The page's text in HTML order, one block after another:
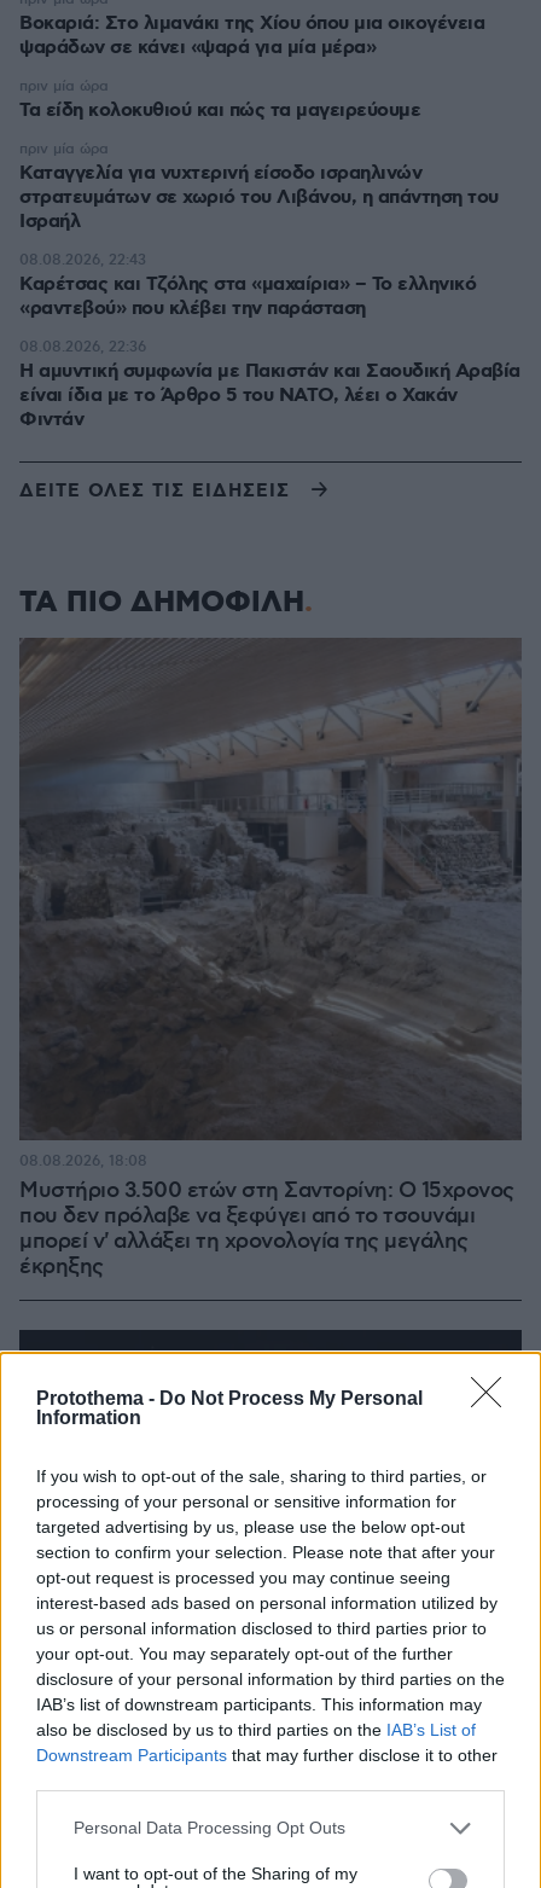
Protothema - Do Not Process My Personal
Information
If you wish to opt-out of the sale, sharing to third parties, or
processing of your personal or sensitive information for
targeted advertising by us, please use the below opt-out
section to confirm your selection. Please note that after your
opt-out request is processed you may continue seeing
interest-based ads based on personal information utilized by
us or personal information disclosed to third parties prior to
your opt-out. You may separately opt-out of the further
disclosure of your personal information by third parties on the
IAB’s list of downstream participants. This information may
also be disclosed by us to third parties on the IAB’s List of
Downstream Participants that may further disclose it to other
Please note that this website/app uses one or more Google
not limited to your visit or usage behaviour. You may click to
Personal Data Processing Opt Outs
I want to opt-out of the Sharing of my
Βοκαριά: Στο λιμανάκι της Χίου όπου μια οικογένεια
ψαράδων σε κάνει «ψαρά για μία μέρα»
Τα είδη κολοκυθιού και πώς τα μαγειρεύουμε
πριν μία ώρα
Καταγγελία για νυχτερινή είσοδο ισραηλινών
στρατευμάτων σε χωριό του Λιβάνου, η απάντηση του
Ισραήλ
πριν μία ώρα
Καρέτσας και Τζόλης στα «μαχαίρια» – Το ελληνικό
«ραντεβού» που κλέβει την παράσταση
08.08.2026, 22:43
Η αμυντική συμφωνία με Πακιστάν και Σαουδική Αραβία
είναι ίδια με το Άρθρο 5 του ΝΑΤΟ, λέει ο Χακάν
Φιντάν
08.08.2026, 22:36
ΔΕΙΤΕ ΟΛΕΣ ΤΙΣ ΕΙΔΗΣΕΙΣ
ΤΑ ΠΙΟ ΔΗΜΟΦΙΛΗ
Μυστήριο 3.500 ετών στη Σαντορίνη: Ο 15χρονος
που δεν πρόλαβε να ξεφύγει από το τσουνάμι
μπορεί ν' αλλάξει τη χρονολογία της μεγάλης
έκρηξης
08.08.2026, 18:08